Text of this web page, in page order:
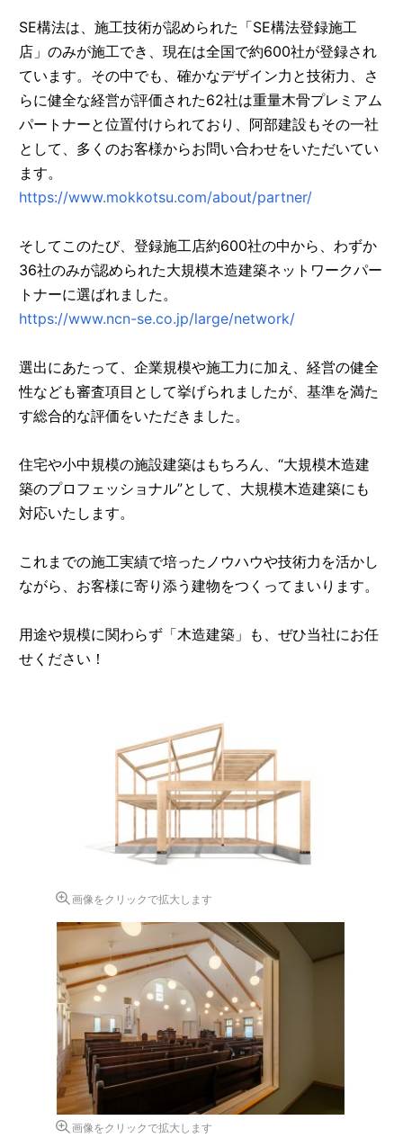
SE構法は、施工技術が認められた「SE構法登録施工
店」のみが施工でき、現在は全国で約600社が登録され
ています。その中でも、確かなデザイン力と技術力、さ
らに健全な経営が評価された62社は重量木骨プレミアム
パートナーと位置付けられており、阿部建設もその一社
として、多くのお客様からお問い合わせをいただいてい
ます。
https://www.mokkotsu.com/about/partner/
そしてこのたび、登録施工店約600社の中から、わずか
36社のみが認められた大規模木造建築ネットワークパー
トナーに選ばれました。
https://www.ncn-se.co.jp/large/network/
選出にあたって、企業規模や施工力に加え、経営の健全
性なども審査項目として挙げられましたが、基準を満た
す総合的な評価をいただきました。
住宅や小中規模の施設建築はもちろん、“大規模木造建
築のプロフェッショナル”として、大規模木造建築にも
対応いたします。
これまでの施工実績で培ったノウハウや技術力を活かし
ながら、お客様に寄り添う建物をつくってまいります。
用途や規模に関わらず「木造建築」も、ぜひ当社にお任
せください！
画像をクリックで拡大します
画像をクリックで拡大します